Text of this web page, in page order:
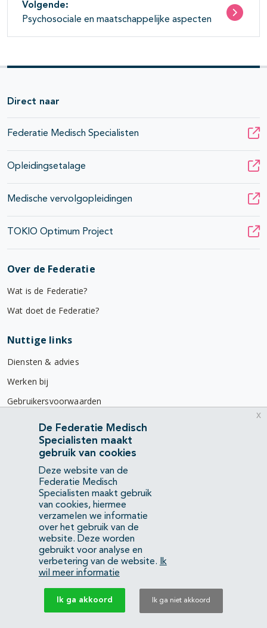
Volgende:
Psychosociale en maatschappelijke aspecten
Direct naar
Federatie Medisch Specialisten
Opleidingsetalage
Medische vervolgopleidingen
TOKIO Optimum Project
Over de Federatie
Wat is de Federatie?
Wat doet de Federatie?
Nuttige links
Diensten & advies
Werken bij
Gebruikersvoorwaarden
Privacyverklaring
Contact
Mercatorlaan 1200
3528 BL Utrecht
(088) 505 34 34
info@richtlijnendatabase.nl
YouTubeLinkedIn
KvK Federatie Medisch Specialisten:40483480
Privacyverklaring
De Federatie Medisch
Specialisten maakt
gebruik van cookies
Deze website van de
Federatie Medisch
Specialisten maakt gebruik
van cookies, hiermee
verzamelen we informatie
over het gebruik van de
website. Deze worden
gebruikt voor analyse en
verbetering van de website.
Ik
wil meer informatie
Ik ga akkoord Ik ga niet akkoord
x